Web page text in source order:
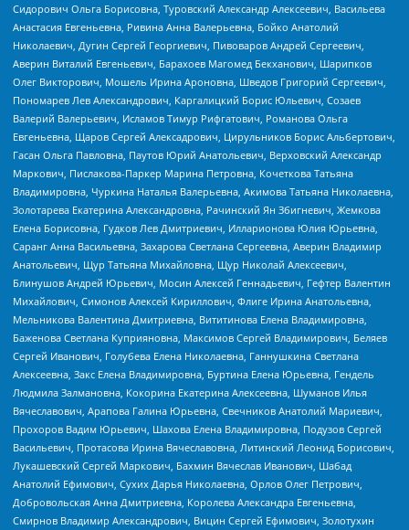
Сидорович Ольга Борисовна, Туровский Александр Алексеевич, Васильева
Анастасия Евгеньевна, Ривина Анна Валерьевна, Бойко Анатолий
Николаевич, Дугин Сергей Георгиевич, Пивоваров Андрей Сергеевич,
Аверин Виталий Евгеньевич, Барахоев Магомед Бекханович, Шарипков
Олег Викторович, Мошель Ирина Ароновна, Шведов Григорий Сергеевич,
Пономарев Лев Александрович, Каргалицкий Борис Юльевич, Созаев
Валерий Валерьевич, Исламов Тимур Рифгатович, Романова Ольга
Евгеньевна, Щаров Сергей Алексадрович, Цирульников Борис Альбертович,
Гасан Ольга Павловна, Паутов Юрий Анатольевич, Верховский Александр
Маркович, Пислакова-Паркер Марина Петровна, Кочеткова Татьяна
Владимировна, Чуркина Наталья Валерьевна, Акимова Татьяна Николаевна,
Золотарева Екатерина Александровна, Рачинский Ян Збигневич, Жемкова
Елена Борисовна, Гудков Лев Дмитриевич, Илларионова Юлия Юрьевна,
Саранг Анна Васильевна, Захарова Светлана Сергеевна, Аверин Владимир
Анатольевич, Щур Татьяна Михайловна, Щур Николай Алексеевич,
Блинушов Андрей Юрьевич, Мосин Алексей Геннадьевич, Гефтер Валентин
Михайлович, Симонов Алексей Кириллович, Флиге Ирина Анатольевна,
Мельникова Валентина Дмитриевна, Вититинова Елена Владимировна,
Баженова Светлана Куприяновна, Максимов Сергей Владимирович, Беляев
Сергей Иванович, Голубева Елена Николаевна, Ганнушкина Светлана
Алексеевна, Закс Елена Владимировна, Буртина Елена Юрьевна, Гендель
Людмила Залмановна, Кокорина Екатерина Алексеевна, Шуманов Илья
Вячеславович, Арапова Галина Юрьевна, Свечников Анатолий Мариевич,
Прохоров Вадим Юрьевич, Шахова Елена Владимировна, Подузов Сергей
Васильевич, Протасова Ирина Вячеславовна, Литинский Леонид Борисович,
Лукашевский Сергей Маркович, Бахмин Вячеслав Иванович, Шабад
Анатолий Ефимович, Сухих Дарья Николаевна, Орлов Олег Петрович,
Добровольская Анна Дмитриевна, Королева Александра Евгеньевна,
Смирнов Владимир Александрович, Вицин Сергей Ефимович, Золотухин